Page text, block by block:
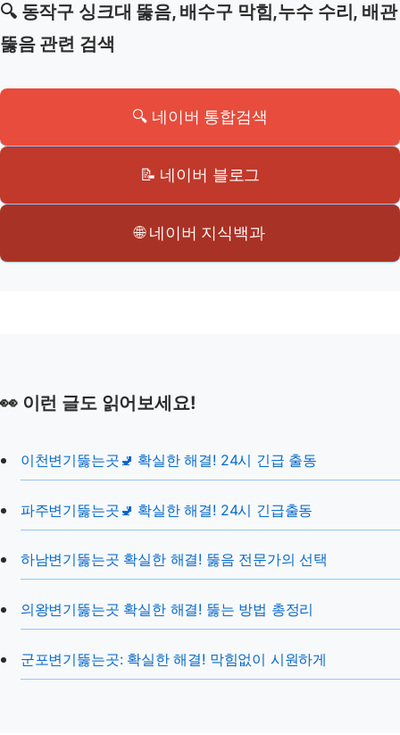
🔍 동작구 싱크대 뚫음, 배수구 막힘,누수 수리, 배관
뚫음 관련 검색
🔍 네이버 통합검색
📝 네이버 블로그
🌐 네이버 지식백과
👀 이런 글도 읽어보세요!
이천변기뚫는곳🚽 확실한 해결! 24시 긴급 출동
파주변기뚫는곳🚽 확실한 해결! 24시 긴급출동
하남변기뚫는곳 확실한 해결! 뚫음 전문가의 선택
의왕변기뚫는곳 확실한 해결! 뚫는 방법 총정리
군포변기뚫는곳: 확실한 해결! 막힘없이 시원하게